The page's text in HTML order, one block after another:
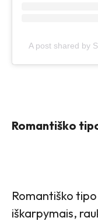
A post shared by
Romantiško
Romantiško
iškarpymais,